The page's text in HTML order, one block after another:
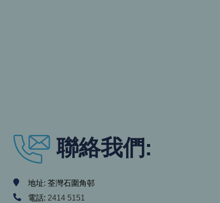
聯絡我們:
地址: 荃灣石圍角邨
電話: 2414 5151